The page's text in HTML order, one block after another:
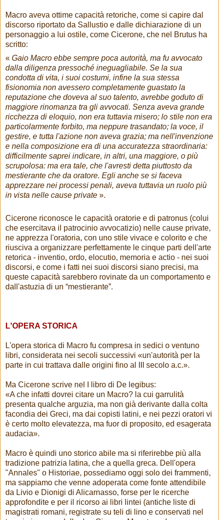
Macro aveva ottime capacità retoriche, come si capire dal
discorso riportato da Sallustio e dalle dichiarazione di un
personaggio a lui ostile, come Cicerone, che nel Brutus ha
scritto:
« Gaio Macro ebbe sempre poca autorità, ma fu avvocato
dalla diligenza pressoché ineguagliabile. Se la sua
condotta di vita, i suoi costumi, infine la sua stessa
fisionomia non avessero completamente guastato la
reputazione che doveva al suo talento, avrebbe goduto di
maggiore rinomanza tra gli avvocati. Senza aveva grande
ricchezza di eloquio, non era tuttavia misero; lo stile non era
particolarmente forbito, ma neppure trasandato; la voce, il
gestire, e tutta l'azione non aveva grazia; ma nell'invenzione
e nella composizione era di una accuratezza straordinaria:
difficilmente saprei indicare, in altri, una maggiore, o più
scrupolosa: ma era tale, che l'avresti detta piuttosto da
mestierante che da oratore. Egli anche se si faceva
apprezzare nei processi penali, aveva tuttavia un ruolo più
in vista nelle cause private ».
Cicerone riconosce le capacità oratorie e di patronus (colui
che esercitava il patrocinio avvocatizio) nelle cause private,
ne apprezza l'oratoria, con uno stile vivace e colorito e che
riusciva a organizzare perfettamente le cinque parti dell'arte
retorica - inventio, ordo, elocutio, memoria e actio - nei suoi
discorsi, e come i fatti nei suoi discorsi siano precisi, ma
queste capacità sarebbero rovinate da un comportamento e
dall'astuzia di un “mestierante”.
L'OPERA STORICA
L'opera storica di Macro fu compresa in sedici o ventuno
libri, considerata nei secoli successivi «un'autorità per la
parte in cui trattava dalle origini fino al III secolo a.c.».
Ma Cicerone scrive nel I libro di De legibus:
«A che infatti dovrei citare un Macro? la cui garrulità
presenta qualche arguzia, ma non già derivante dalla colta
facondia dei Greci, ma dai copisti latini, e nei pezzi oratori vi
è certo molto elevatezza, ma fuor di proposito, ed esagerata
audacia».
Macro è quindi uno storico abile ma si riferirebbe più alla
tradizione patrizia latina, che a quella greca. Dell'opera
"Annales" o Historiae, possediamo oggi solo dei frammenti,
ma sappiamo che venne adoperata come fonte attendibile
da Livio e Dionigi di Alicarnasso, forse per le ricerche
approfondite e per il ricorso ai libri lintei (antiche liste di
magistrati romani, registrate su teli di lino e conservati nel